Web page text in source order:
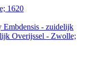
1620
Embdensis - zuidelijk
Overijssel - Zwolle;